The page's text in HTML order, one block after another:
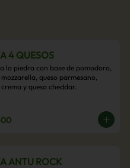
4 QUESOS
la piedra con base de pomodoro,
mozzarella, queso parmesano,
crema y queso cheddar.
ANTU ROCK